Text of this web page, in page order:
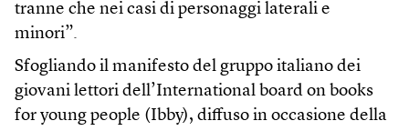
tranne che nei casi di personaggi laterali e
minori”.
Sfogliando il manifesto del gruppo italiano dei
giovani lettori dell’International board on books
for young people (Ibby), diffuso in occasione della